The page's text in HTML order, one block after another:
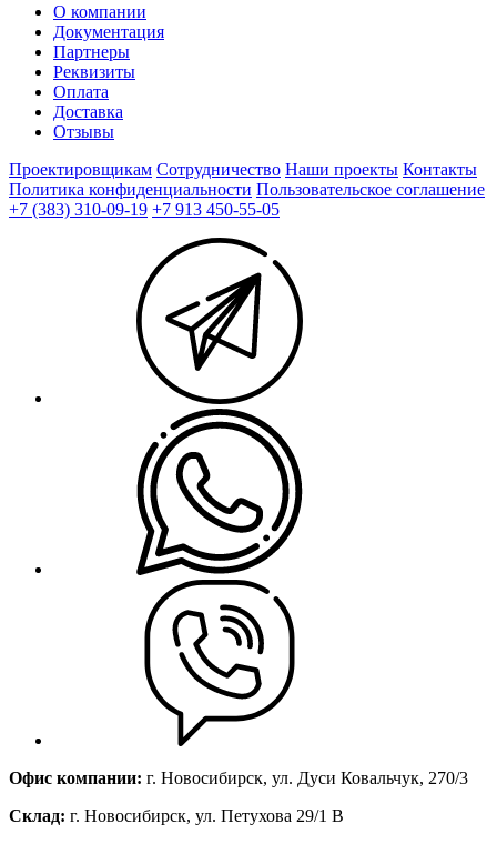
О компании
Документация
Партнеры
Реквизиты
Оплата
Доставка
Отзывы
Проектировщикам Сотрудничество Наши проекты Контакты
Политика конфиденциальности Пользовательское соглашение
+7 (383) 310-09-19 +7 913 450-55-05
Офис компании: г. Новосибирск, ул. Дуси Ковальчук, 270/3
Склад: г. Новосибирск, ул. Петухова 29/1 В